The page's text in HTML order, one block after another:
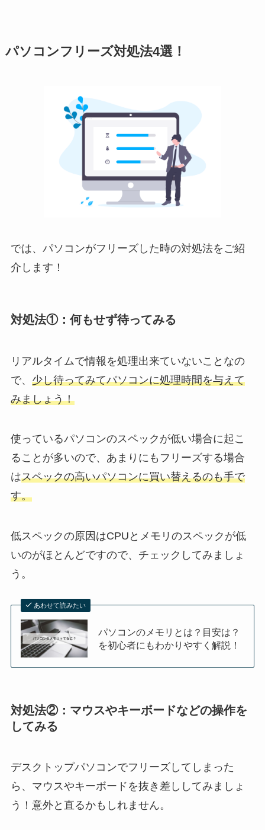
パソコンフリーズ対処法4選！
では、パソコンがフリーズした時の対処法をご紹
介します！
対処法①：何もせず待ってみる
リアルタイムで情報を処理出来ていないことなの
で、 少し待ってみてパソコンに処理時間を与えて
みましょう！
使っているパソコンのスペックが低い場合に起こ
ることが多いので、あまりにもフリーズする場合
はスペックの高いパソコンに買い替えるのも手で
す。
低スペックの原因はCPUとメモリのスペックが低
いのがほとんどですので、チェックしてみましょ
う。
あわせて読みたい
パソコンのメモリとは？目安は？
を初心者にもわかりやすく解説！
対処法②：マウスやキーボードなどの操作を
してみる
デスクトップパソコンでフリーズしてしまった
ら、 マウスやキーボードを抜き差ししてみましょ
う！ 意外と直るかもしれません。